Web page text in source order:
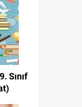
Sınıf